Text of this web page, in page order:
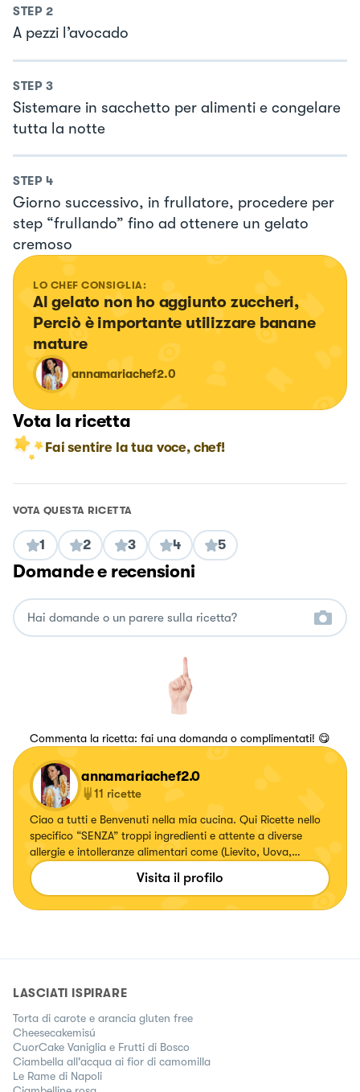
STEP 2
A pezzi l’avocado
STEP 3
Sistemare in sacchetto per alimenti e congelare
tutta la notte
STEP 4
Giorno successivo, in frullatore, procedere per
step “frullando” fino ad ottenere un gelato
cremoso
LO CHEF CONSIGLIA:
Al gelato non ho aggiunto zuccheri,
Perciò è importante utilizzare banane
mature
annamariachef2.0
Vota la ricetta
Fai sentire la tua voce, chef!
VOTA QUESTA RICETTA
1 2 3 4 5
Domande e recensioni
Commenta la ricetta: fai una domanda o complimentati! 😋
annamariachef2.0
11 ricette
Ciao a tutti e Benvenuti nella mia cucina. Qui Ricette nello
specifico “SENZA” troppi ingredienti e attente a diverse
allergie e intolleranze alimentari come (Lievito, Uova,
Glutine, Nichel, Latte e anche diverse preparazioni vegane)
Buon Appetito!!
Visita il profilo
LASCIATI ISPIRARE
Torta di carote e arancia gluten free
Cheesecakemisú
CuorCake Vaniglia e Frutti di Bosco
Ciambella all'acqua ai fior di camomilla
Le Rame di Napoli